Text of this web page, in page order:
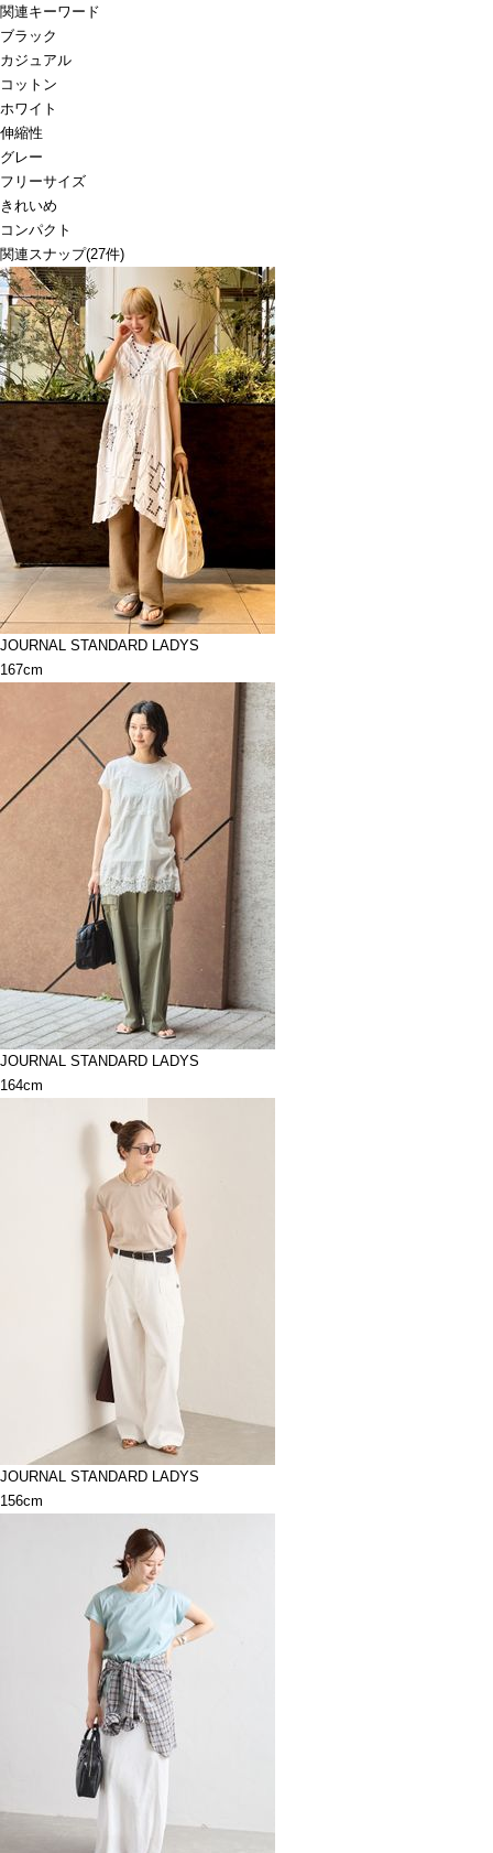
関連キーワード
ブラック
カジュアル
コットン
ホワイト
伸縮性
グレー
フリーサイズ
きれいめ
コンパクト
関連スナップ(27件)
JOURNAL STANDARD LADYS
167cm
JOURNAL STANDARD LADYS
164cm
JOURNAL STANDARD LADYS
156cm